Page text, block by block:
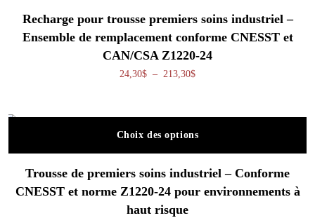
Recharge pour trousse premiers soins industriel –
Ensemble de remplacement conforme CNESST et
CAN/CSA Z1220-24
24,30$ – 213,30$Plage de prix : 24,30$ à
Choix des options
Trousse de premiers soins industriel – Conforme
CNESST et norme Z1220-24 pour environnements à
haut risque